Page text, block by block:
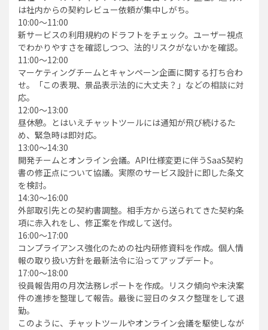
は社内からの契約レビュー依頼が集中しがち。
10:00〜11:00
新サービスの利用規約のドラフトをチェック。ユーザー視点
でわかりやすさを確認しつつ、法的リスクがないかを確認。
11:00〜12:00
マーケティングチームとキャンペーン企画に関する打ち合わ
せ。「この表現、景品表示法的に大丈夫？」などの相談に対
応。
12:00〜13:00
昼休憩。とはいえチャットツールには通知が飛び続けるた
め、緊急時は即対応。
13:00〜14:30
開発チームとオンライン会議。API仕様変更に伴うSaaS契約
書の修正点について協議。実際のサービス設計に即した条文
を検討。
14:30〜16:00
外部取引先との契約書調整。相手方から送られてきた契約条
項に赤入れをし、修正案を作成して送付。
16:00〜17:00
コンプライアンス強化のための社内研修資料を作成。個人情
報の取り扱い方針を最新法令に沿ってアップデート。
17:00〜18:00
役員報告用の月次法務レポートを作成。リスク傾向や未決案
件の進捗を整理して報告。最後に翌日のタスク整理をして退
勤。
このように、チャットツールやオンライン会議を駆使しなが